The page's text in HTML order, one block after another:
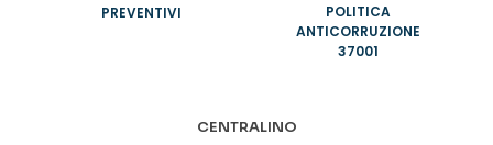
PREVENTIVI
POLITICA
ANTICORRUZIONE
37001
CENTRALINO